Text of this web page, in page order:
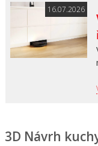
16.07.2026
3D Návrh